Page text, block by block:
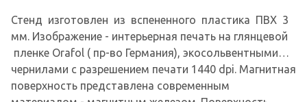
Стенд изготовлен из вспененного пластика ПВХ 3
мм. Изображение - интерьерная печать на глянцевой
пленке Orafol ( пр-во Германия), экосольвентными
чернилами с разрешением печати 1440 dpi. Магнитная
поверхность представлена современным